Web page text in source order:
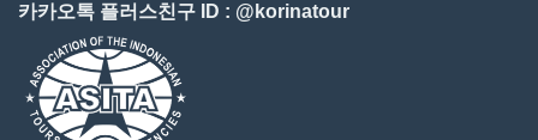
카카오톡 플러스친구 ID : @korinatour